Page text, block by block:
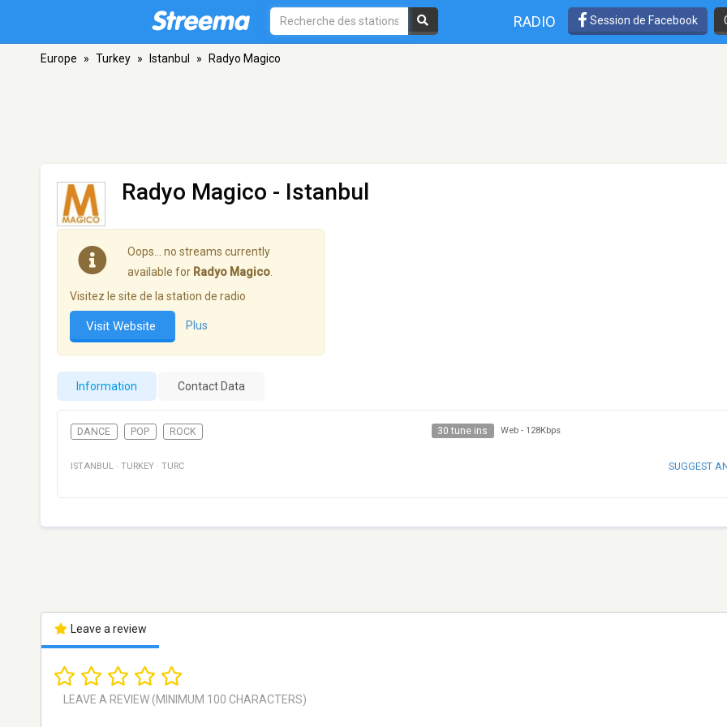
RADIO Session de Facebook
Europe » Turkey » Istanbul » Radyo Magico
Radyo Magico - Istanbul
Oops… no streams currently
available for Radyo Magico
Visitez le site de la station de radio
Visit Website Plus
Information Contact Data
DANCE POP ROCK 30 tune ins Web - 128Kbps
ISTANBUL · TURKEY · TURC SUGGEST
Leave a review